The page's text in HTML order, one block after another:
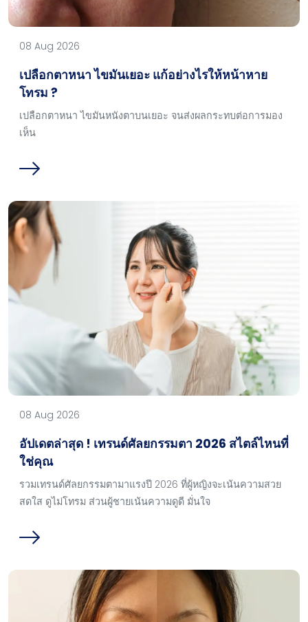
08 Aug 2026
เปลือกตาหนา ไขมันเยอะ แก้อย่างไรให้หน้าหาย
โทรม ?
เปลือกตาหนา ไขมันหนังตาบนเยอะ จนส่งผลกระทบต่อการมอง
เห็น
08 Aug 2026
อัปเดตล่าสุด ! เทรนด์ศัลยกรรมตา 2026 สไตล์ไหนที่
ใช่คุณ
รวมเทรนด์ศัลยกรรมตามาแรงปี 2026 ที่ผู้หญิงจะเน้นความสวย
สดใส ดูไม่โทรม ส่วนผู้ชายเน้นความดูดี มั่นใจ